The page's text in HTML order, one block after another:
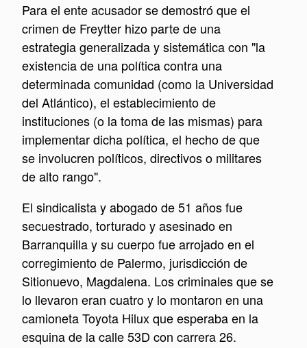
Para el ente acusador se demostró que el
crimen de Freytter hizo parte de una
estrategia generalizada y sistemática con "la
existencia de una política contra una
determinada comunidad (como la Universidad
del Atlántico), el establecimiento de
instituciones (o la toma de las mismas) para
implementar dicha política, el hecho de que
se involucren políticos, directivos o militares
de alto rango".
El sindicalista y abogado de 51 años fue
secuestrado, torturado y asesinado en
Barranquilla y su cuerpo fue arrojado en el
corregimiento de Palermo, jurisdicción de
Sitionuevo, Magdalena. Los criminales que se
lo llevaron eran cuatro y lo montaron en una
camioneta Toyota Hilux que esperaba en la
esquina de la calle 53D con carrera 26.